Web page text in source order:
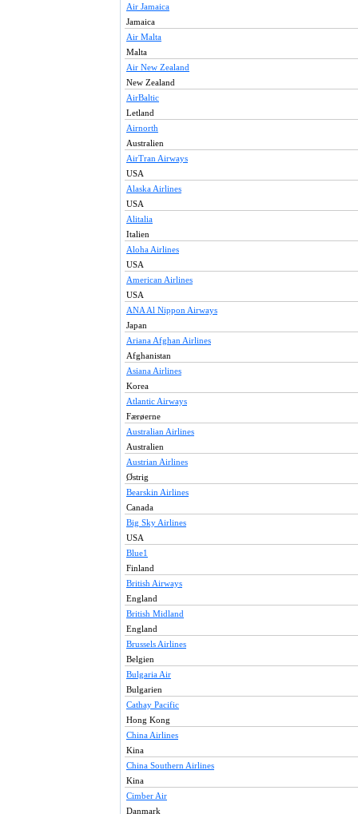
Air Jamaica
Jamaica
Air Malta
Malta
Air New Zealand
New Zealand
AirBaltic
Letland
Airnorth
Australien
AirTran Airways
USA
Alaska Airlines
USA
Alitalia
Italien
Aloha Airlines
USA
American Airlines
USA
ANA Al Nippon Airways
Japan
Ariana Afghan Airlines
Afghanistan
Asiana Airlines
Korea
Atlantic Airways
Færøerne
Australian Airlines
Australien
Austrian Airlines
Østrig
Bearskin Airlines
Canada
Big Sky Airlines
USA
Blue1
Finland
British Airways
England
British Midland
England
Brussels Airlines
Belgien
Bulgaria Air
Bulgarien
Cathay Pacific
Hong Kong
China Airlines
Kina
China Southern Airlines
Kina
Cimber Air
Danmark